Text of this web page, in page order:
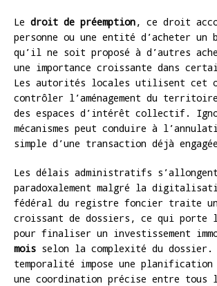
Le droit de préemption, ce droit
personne ou une entité d’acheter un
qu’il ne soit proposé à d’autres
une importance croissante dans
Les autorités locales utilisent cet
contrôler l’aménagement du
des espaces d’intérêt collectif.
mécanismes peut conduire à
simple d’une transaction déjà
Les délais administratifs s’allongent
paradoxalement malgré la
fédéral du registre foncier traite un
croissant de dossiers, ce qui porte
pour finaliser un investissement
mois selon la complexité du dossier.
temporalité impose une
une coordination précise entre tous